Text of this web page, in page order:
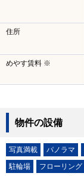
住所
めやす賃料 ※
物件の設備
写真満載 パノラマ
駐輪場
フローリング